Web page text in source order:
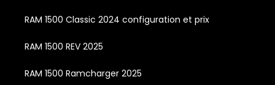
RAM 1500 Classic 2024 configuration et prix
RAM 1500 REV 2025
RAM 1500 Ramcharger 2025